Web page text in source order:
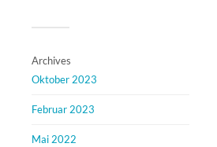
Archives
Oktober 2023
Februar 2023
Mai 2022